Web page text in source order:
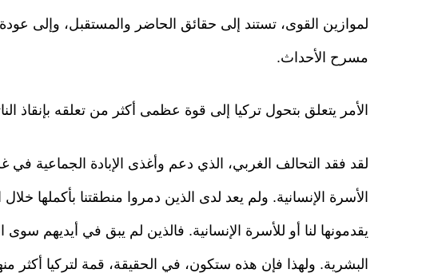
لموازين القوى، تستند إلى حقائق الحاضر والمستقبل، وإلى
مسرح الأحداث.
الأمر يتعلق بتحول تركيا إلى قوة عظمى أكثر من تعلقه بإنقاذ
لقد فقد التحالف الغربي، الذي دعم وأغذى الإبادة الجماعية
الأسرة الإنسانية. ولم يعد لدى الذين دمروا منطقتنا بأكملها
يقدمونها لنا أو للأسرة الإنسانية. فالذين لم يبق في أيديهم سوى
البشرية. ولهذا فإن هذه ستكون، في الحقيقة، قمة لتركيا أكثر